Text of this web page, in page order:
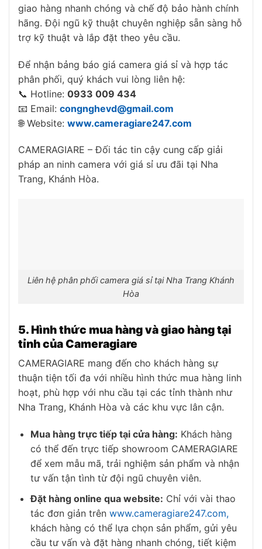
giao hàng nhanh chóng và chế độ bảo hành chính
hãng. Đội ngũ kỹ thuật chuyên nghiệp sẵn sàng hỗ
trợ kỹ thuật và lắp đặt theo yêu cầu.
Để nhận bảng báo giá camera giá sỉ và hợp tác
phân phối, quý khách vui lòng liên hệ:
📞 Hotline: 0933 009 434
📧 Email: congnghevd@gmail.com
🌐 Website: www.cameragiare247.com
CAMERAGIARE – Đối tác tin cậy cung cấp giải
pháp an ninh camera với giá sỉ ưu đãi tại Nha
Trang, Khánh Hòa.
Liên hệ phân phối camera giá sỉ tại Nha Trang Khánh
Hòa
5. Hình thức mua hàng và giao hàng tại
tỉnh của Cameragiare
CAMERAGIARE mang đến cho khách hàng sự
thuận tiện tối đa với nhiều hình thức mua hàng linh
hoạt, phù hợp với nhu cầu tại các tỉnh thành như
Nha Trang, Khánh Hòa và các khu vực lân cận.
Mua hàng trực tiếp tại cửa hàng: Khách hàng
có thể đến trực tiếp showroom CAMERAGIARE
để xem mẫu mã, trải nghiệm sản phẩm và nhận
tư vấn tận tình từ đội ngũ chuyên viên.
Đặt hàng online qua website: Chỉ với vài thao
tác đơn giản trên www.cameragiare247.com,
khách hàng có thể lựa chọn sản phẩm, gửi yêu
cầu tư vấn và đặt hàng nhanh chóng, tiết kiệm